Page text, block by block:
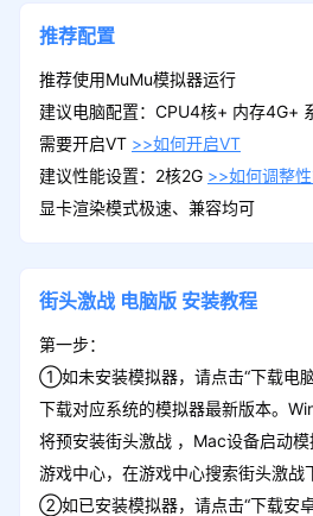
推荐配置
推荐使用MuMu模拟器运行
建议电脑配置：CPU4核+ 内存4G+
需要开启VT >>如何开启VT
建议性能设置：2核2G >>如何调整
显卡渲染模式极速、兼容均可
街头激战 电脑版 安装教程
第一步：
①如未安装模拟器，请点击“下载电
下载对应系统的模拟器最新版本。
将预安装街头激战 ，Mac设备启动
游戏中心，在游戏中心搜索街头激战
②如已安装模拟器，请点击“下载安